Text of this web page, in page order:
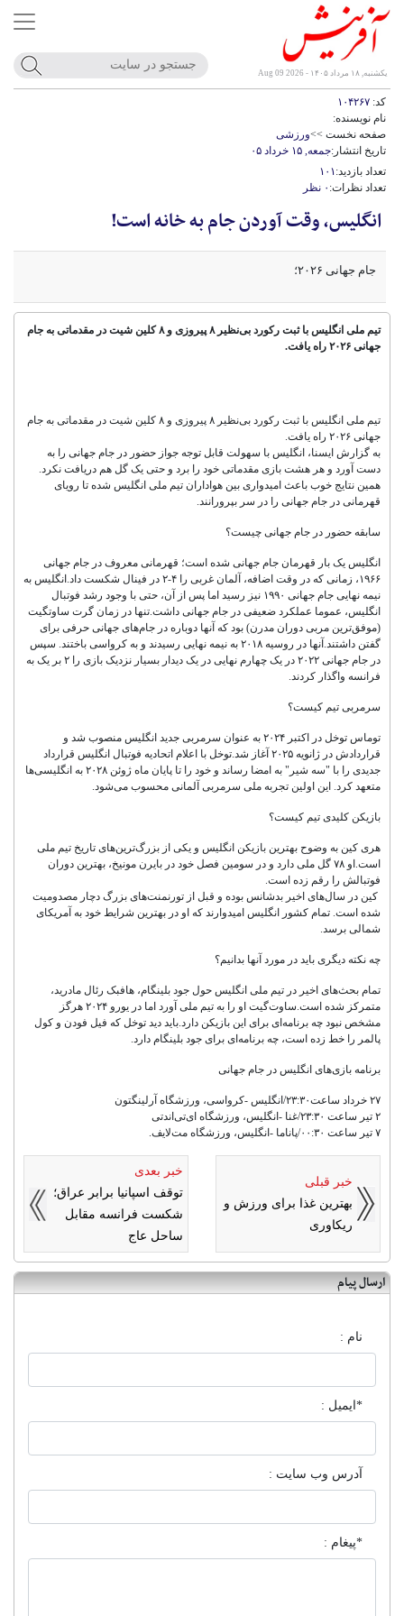
یکشنبه, ۱۸ مرداد ۱۴۰۵ - Aug 09 2026
کد:
نام نویسنده:
صفحه نخست >>ورزشی
تاریخ انتشار:جمعه, ۱۵ خرداد ۰۵
تعداد بازدید:۱۰۱
تعداد نظرات: ۰ نظر
انگلیس، وقت آوردن جام به خانه است!
جام جهانی ۲۰۲۶؛
تیم ملی انگلیس با ثبت رکورد بی‌نظیر ۸ پیروزی و ۸ کلین شیت در مقدماتی به جام
جهانی ۲۰۲۶ راه یافت.
تیم ملی انگلیس با ثبت رکورد بی‌نظیر ۸ پیروزی و ۸ کلین شیت در مقدماتی به جام
جهانی ۲۰۲۶ راه یافت.
به گزارش ایسنا، انگلیس با سهولت قابل توجه جواز حضور در جام جهانی را به
دست آورد و هر هشت بازی مقدماتی خود را برد و حتی یک گل هم دریافت نکرد.
همین نتایج خوب باعث امیدواری بین هواداران تیم ملی انگلیس شده تا رویای
قهرمانی در جام جهانی را در سر بپرورانند.
سابقه حضور در جام جهانی چیست؟
انگلیس یک بار قهرمان جام جهانی شده است؛ قهرمانی معروف در جام جهانی
۱۹۶۶، زمانی که در وقت اضافه، آلمان غربی را ۴-۲ در فینال شکست داد.انگلیس به
نیمه نهایی جام جهانی ۱۹۹۰ نیز رسید اما پس از آن، حتی با وجود رشد فوتبال
انگلیس، عموما عملکرد ضعیفی در جام جهانی داشت.تنها در زمان گرت ساوتگیت
(موفق‌ترین مربی دوران مدرن) بود که آنها دوباره در جام‌های جهانی حرفی برای
گفتن داشتند.آنها در روسیه ۲۰۱۸ به نیمه نهایی رسیدند و به کرواسی باختند. سپس
در جام جهانی ۲۰۲۲ در یک چهارم نهایی در یک دیدار بسیار نزدیک بازی را ۲ بر یک به
فرانسه واگذار کردند.
سرمربی تیم کیست؟
توماس توخل در اکتبر ۲۰۲۴ به عنوان سرمربی جدید انگلیس منصوب شد و
قراردادش در ژانویه ۲۰۲۵ آغاز شد.توخل با اعلام اتحادیه فوتبال انگلیس قرارداد
جدیدی را با "سه شیر" به امضا رساند و خود را تا پایان ماه ژوئن ۲۰۲۸ به انگلیسی‌ها
متعهد کرد. این اولین تجربه ملی سرمربی آلمانی محسوب می‌شود.
بازیکن کلیدی تیم کیست؟
هری کین به وضوح بهترین بازیکن انگلیس و یکی از بزرگ‌ترین‌های تاریخ تیم ملی
است.او ۷۸ گل ملی دارد و در سومین فصل خود در بایرن مونیخ، بهترین دوران
فوتبالش را رقم زده است.
کین در سال‌های اخیر بدشانس بوده و قبل از تورنمنت‌های بزرگ دچار مصدومیت
شده است. تمام کشور انگلیس امیدوارند که او در بهترین شرایط خود به آمریکای
شمالی برسد.
چه نکته دیگری باید در مورد آنها بدانیم؟
تمام بحث‌های اخیر در تیم ملی انگلیس حول جود بلینگام، هافبک رئال مادرید،
متمرکز شده است.ساوت‌گیت او را به تیم ملی آورد اما در یورو ۲۰۲۴ هرگز
مشخص نبود چه برنامه‌ای برای این بازیکن دارد.باید دید توخل که فیل فودن و کول
پالمر را خط زده است، چه برنامه‌ای برای جود بلینگام دارد.
برنامه بازی‌های انگلیس در جام جهانی
۲۷ خرداد ساعت۲۳:۳۰/انگلیس -کرواسی، ورزشگاه آرلینگتون
۲ تیر ساعت ۲۳:۳۰/غنا -انگلیس، ورزشگاه ای‌تی‌اندتی
۷ تیر ساعت ۰۰:۳۰/پاناما -انگلیس، ورزشگاه مت‌لایف.
خبر قبلی
بهترین غذا برای ورزش و
ریکاوری
خبر بعدی
توقف اسپانیا برابر عراق؛
شکست فرانسه مقابل
ساحل عاج
ارسال پیام
نام :
*ایمیل :
آدرس وب سایت :
*پیغام :